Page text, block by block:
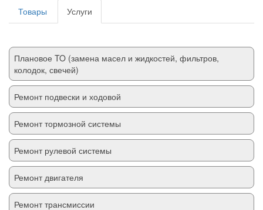
Товары Услуги
Плановое TO (замена масел и жидкостей, фильтров,
колодок, свечей)
Ремонт подвески и ходовой
Ремонт тормозной системы
Ремонт рулевой системы
Ремонт двигателя
Ремонт трансмиссии